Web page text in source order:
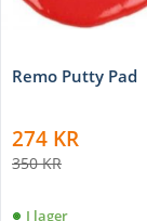
Remo Putty Pad
274 KR
350KR
I lager